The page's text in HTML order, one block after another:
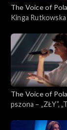
The Voice of
Kinga
Poland”, Live 3,
2025
The Voice of
pszona – „ZŁY”,
listopada 2025